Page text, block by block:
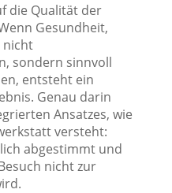
die Qualität der
Gesundheit,
nicht
sondern sinnvoll
entsteht ein
Genau darin
Ansatzes, wie
versteht:
abgestimmt und
nicht zur